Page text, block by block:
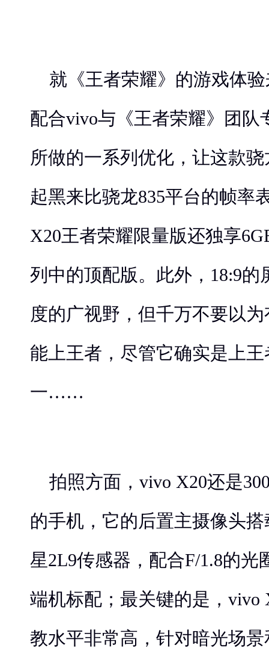
就《王者荣耀》的游戏体
配合vivo与《王者荣耀》团队
所做的一系列优化，让这款
起黑来比骁龙835平台的帧率
X20王者荣耀限量版还独享
列中的顶配版。此外，18:9的
度的广视野，但千万不要以
能上王者，尽管它确实是上
一……
拍照方面，vivo X20还是
的手机，它的后置主摄像头
星2L9传感器，配合F/1.8的光
端机标配；最关键的是，vivo
教水平非常高，针对暗光场